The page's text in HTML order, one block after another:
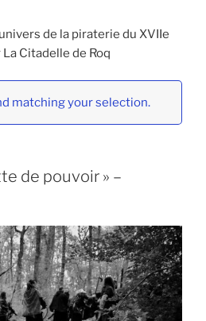
de la piraterie du XVIIe
Citadelle de Roq
matching your selection.
de pouvoir » –